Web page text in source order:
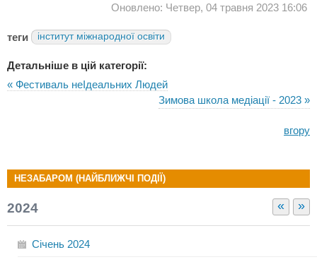
Оновлено: Четвер, 04 травня 2023 16:06
теги інститут міжнародної освіти
Детальніше в цій категорії:
« Фестиваль неІдеальних Людей
Зимова школа медіації - 2023 »
вгору
НЕЗАБАРОМ (НАЙБЛИЖЧІ ПОДІЇ)
« »
2024
Січень 2024